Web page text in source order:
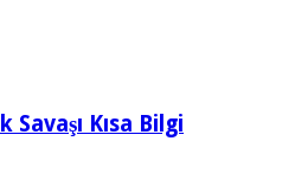
Kısa Bilgi